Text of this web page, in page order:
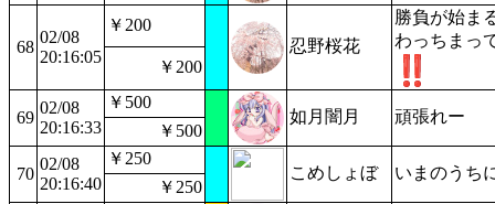
68
02/08
20:16:05
￥200
忍野桜花
勝負が始ま
わっちまっ
￥200
69
02/08
20:16:33
￥500
如月闇月 頑張れー
￥500
70
02/08
20:16:40
￥250
こめしょぼ いまのうち
￥250